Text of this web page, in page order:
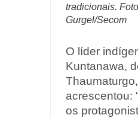
tradicionais.
Gurgel/Secom
O líder
Kuntanawa,
Thaumaturgo,
acrescentou:
os